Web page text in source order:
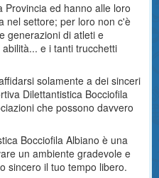
Provincia ed hanno alle loro
nel settore; per loro non c'è
generazioni di atleti e
e i tanti trucchetti
solamente a dei sinceri
Dilettantistica Bocciofila
che possono davvero
Bocciofila Albiano è una
un ambiente gradevole e
sincero il tuo tempo libero.